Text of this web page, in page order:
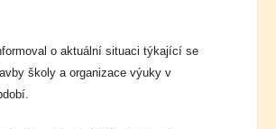
o aktuální situaci týkající se
školy a organizace výuky v